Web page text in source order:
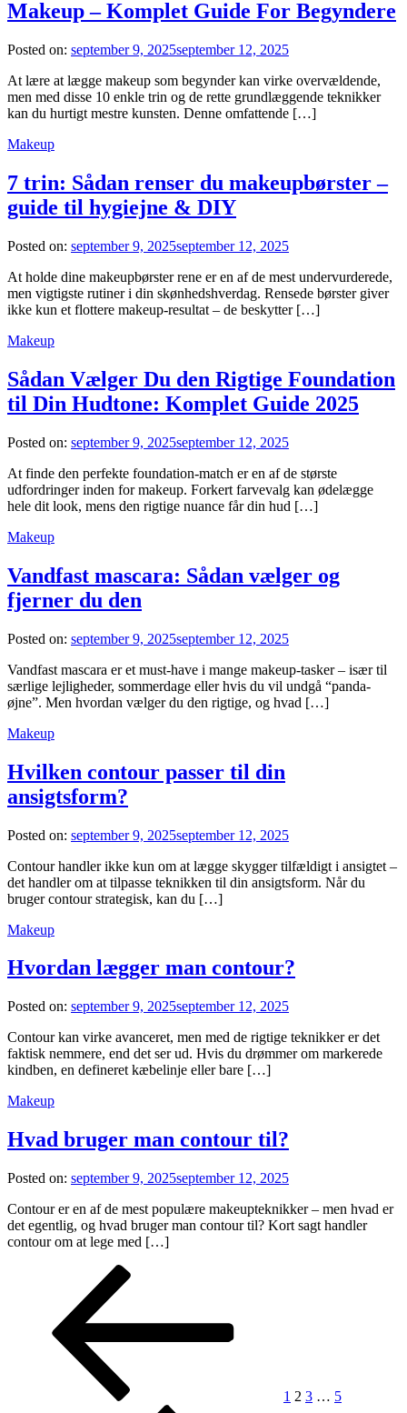
Makeup – Komplet Guide For Begyndere
Posted on: september 9, 2025september 12, 2025
At lære at lægge makeup som begynder kan virke overvældende,
men med disse 10 enkle trin og de rette grundlæggende teknikker
kan du hurtigt mestre kunsten. Denne omfattende […]
Makeup
7 trin: Sådan renser du makeupbørster –
guide til hygiejne & DIY
Posted on: september 9, 2025september 12, 2025
At holde dine makeupbørster rene er en af de mest undervurderede,
men vigtigste rutiner i din skønhedshverdag. Rensede børster giver
ikke kun et flottere makeup-resultat – de beskytter […]
Makeup
Sådan Vælger Du den Rigtige Foundation
til Din Hudtone: Komplet Guide 2025
Posted on: september 9, 2025september 12, 2025
At finde den perfekte foundation-match er en af de største
udfordringer inden for makeup. Forkert farvevalg kan ødelægge
hele dit look, mens den rigtige nuance får din hud […]
Makeup
Vandfast mascara: Sådan vælger og
fjerner du den
Posted on: september 9, 2025september 12, 2025
Vandfast mascara er et must-have i mange makeup-tasker – især til
særlige lejligheder, sommerdage eller hvis du vil undgå “panda-
øjne”. Men hvordan vælger du den rigtige, og hvad […]
Makeup
Hvilken contour passer til din
ansigtsform?
Posted on: september 9, 2025september 12, 2025
Contour handler ikke kun om at lægge skygger tilfældigt i ansigtet –
det handler om at tilpasse teknikken til din ansigtsform. Når du
bruger contour strategisk, kan du […]
Makeup
Hvordan lægger man contour?
Posted on: september 9, 2025september 12, 2025
Contour kan virke avanceret, men med de rigtige teknikker er det
faktisk nemmere, end det ser ud. Hvis du drømmer om markerede
kindben, en defineret kæbelinje eller bare […]
Makeup
Hvad bruger man contour til?
Posted on: september 9, 2025september 12, 2025
Contour er en af de mest populære makeupteknikker – men hvad er
det egentlig, og hvad bruger man contour til? Kort sagt handler
contour om at lege med […]
Indlægsinddeling
1 2 3 … 5